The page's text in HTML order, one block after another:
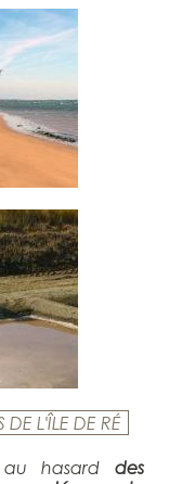
DE L'ÎLE DE RÉ
au hasard des